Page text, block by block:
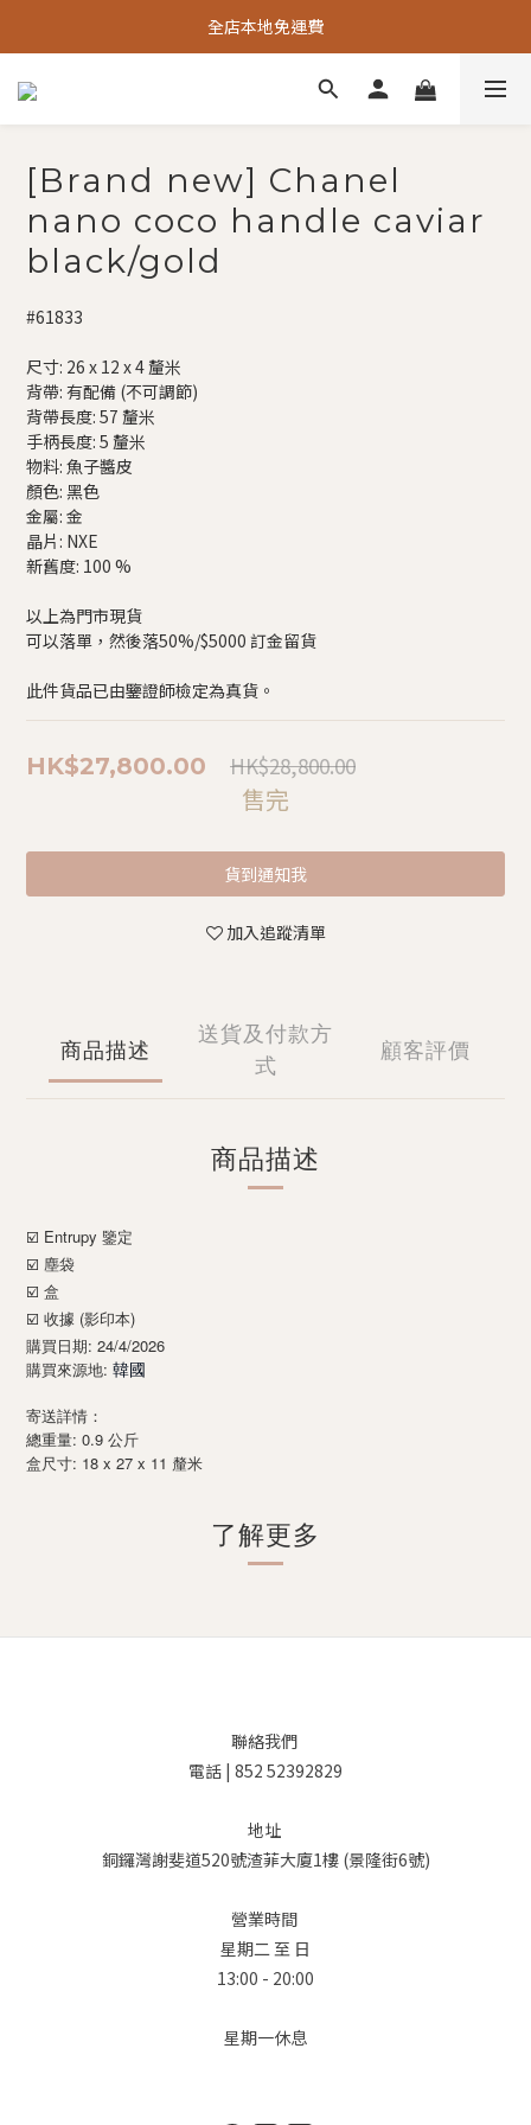
全店本地免運費
[Brand new] Chanel
nano coco handle caviar
black/gold
#61833
尺寸: 26 x 12 x 4 釐米
背帶: 有配備 (不可調節)
背帶長度: 57 釐米
手柄長度: 5 釐米
物料: 魚子醬皮
顏色: 黑色
金屬: 金
晶片: NXE
新舊度: 100 %
以上為門市現貨
可以落單，然後落50%/$5000 訂金留貨
此件貨品已由鑒證師檢定為真貨。
HK$27,800.00 HK$28,800.00
售完
貨到通知我
加入追蹤清單
商品描述
送貨及付款方
式
顧客評價
商品描述
☑️ Entrupy 鑒定
☑️ 塵袋
☑️ 盒
☑️ 收據 (影印本)
購買日期: 24/4/2026
購買來源地: 韓國
寄送詳情：
總重量: 0.9 公斤
盒尺寸: 18 x 27 x 11 釐米
了解更多
聯絡我們
電話 | 852 52392829
地址
銅鑼灣謝斐道520號渣菲大廈1樓 (景隆街6號)
營業時間
星期二 至 日
13:00 - 20:00
星期一休息